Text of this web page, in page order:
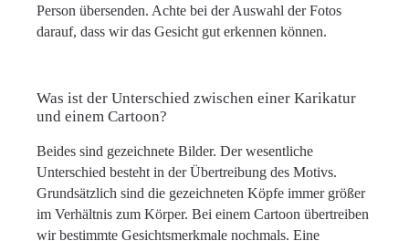
Person übersenden. Achte bei der Auswahl der Fotos
darauf, dass wir das Gesicht gut erkennen können.
Was ist der Unterschied zwischen einer Karikatur
und einem Cartoon?
Beides sind gezeichnete Bilder. Der wesentliche
Unterschied besteht in der Übertreibung des Motivs.
Grundsätzlich sind die gezeichneten Köpfe immer größer
im Verhältnis zum Körper. Bei einem Cartoon übertreiben
wir bestimmte Gesichtsmerkmale nochmals. Eine